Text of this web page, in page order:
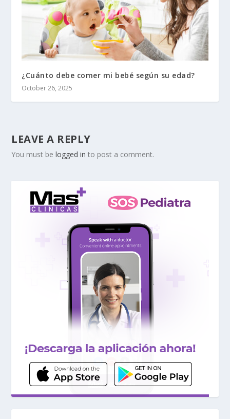
¿Cuánto debe comer mi bebé según su edad?
October 26, 2025
LEAVE A REPLY
You must belogged in to post a comment.